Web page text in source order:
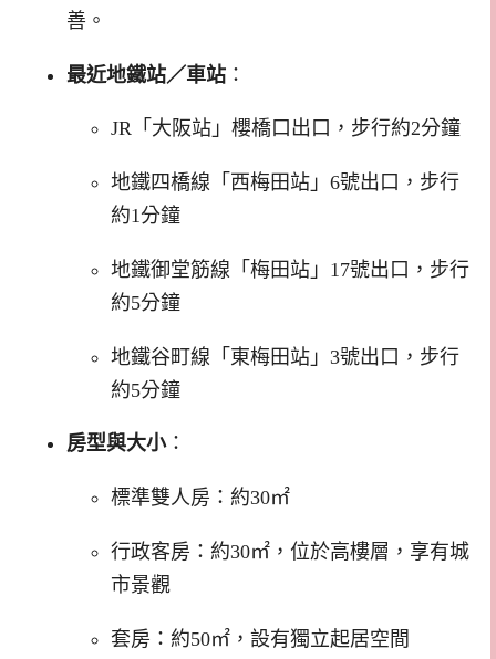
善。
最近地鐵站／車站 ：
JR「大阪站」櫻橋口出口，步行約2分鐘
地鐵四橋線「西梅田站」6號出口，步行
約1分鐘
地鐵御堂筋線「梅田站」17號出口，步行
約5分鐘
地鐵谷町線「東梅田站」3號出口，步行
約5分鐘
房型與大小：
標準雙人房：約30㎡
行政客房：約30㎡，位於高樓層，享有城
市景觀
套房：約50㎡，設有獨立起居空間